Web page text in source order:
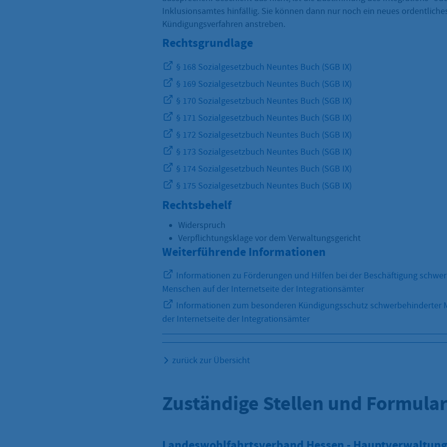
Inklusionsamtes hinfällig. Sie können dann nur noch ein neues
Kündigungsverfahren anstreben.
Rechtsgrundlage
§ 168 Sozialgesetzbuch Neuntes Buch (SGB IX)
§ 169 Sozialgesetzbuch Neuntes Buch (SGB IX)
§ 170 Sozialgesetzbuch Neuntes Buch (SGB IX)
§ 171 Sozialgesetzbuch Neuntes Buch (SGB IX)
§ 172 Sozialgesetzbuch Neuntes Buch (SGB IX)
§ 173 Sozialgesetzbuch Neuntes Buch (SGB IX)
§ 174 Sozialgesetzbuch Neuntes Buch (SGB IX)
§ 175 Sozialgesetzbuch Neuntes Buch (SGB IX)
Rechtsbehelf
Widerspruch
Verpflichtungsklage vor dem Verwaltungsgericht
Weiterführende Informationen
Informationen zu Förderungen und Hilfen bei der Beschäftigung
Menschen auf der Internetseite der Integrationsämter
Informationen zum besonderen Kündigungsschutz schwerbehinderter
der Internetseite der Integrationsämter
zurück zur Übersicht
Zuständige Stellen und